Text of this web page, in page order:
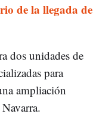
de la llegada de
dos unidades de
para
ampliación